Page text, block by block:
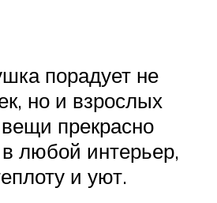
порадует не
но и взрослых
прекрасно
любой интерьер,
и уют.